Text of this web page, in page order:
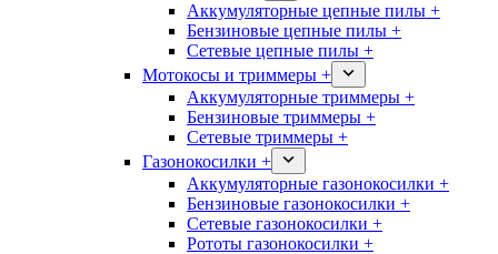
Аккумуляторные цепные пилы +
Бензиновые цепные пилы +
Сетевые цепные пилы +
Мотокосы и триммеры +
Аккумуляторные триммеры +
Бензиновые триммеры +
Сетевые триммеры +
Газонокосилки +
Аккумуляторные газонокосилки +
Бензиновые газонокосилки +
Сетевые газонокосилки +
Рототы газонокосилки +